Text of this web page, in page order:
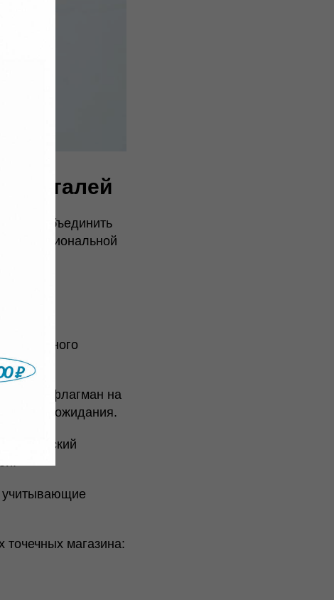
деталей
объединить
в функциональной
активного
первый флагман на
нужды и ожидания.
физический
учитывающие
магазина: